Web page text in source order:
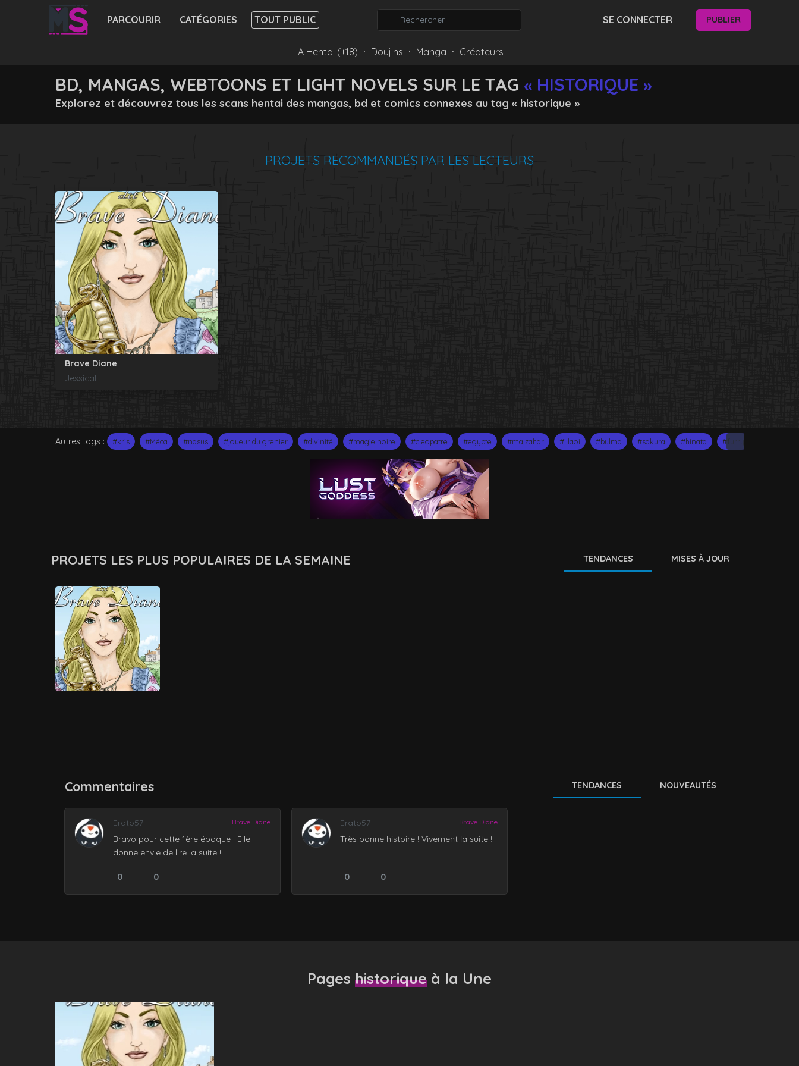
PARCOURIR CATÉGORIES TOUT PUBLIC SE CONNECTER PUBLIER
IA Hentai (+18) ⸱ Doujins ⸱ Manga ⸱ Créateurs
BD, MANGAS, WEBTOONS ET LIGHT NOVELS SUR LE TAG « HISTORIQUE »
Explorez et découvrez tous les scans hentai des mangas, bd et comics connexes au tag « historique »
PROJETS RECOMMANDÉS PAR LES LECTEURS
Brave Diane
JessicaL
Précédent
Autres tags : #kris #Méca #nasus #joueur du grenier #divinité #magie noire #cleopatre #egypte #malzahar #illaoi #bulma #sakura #hinata #furry
PROJETS LES PLUS POPULAIRES DE LA SEMAINE TENDANCES MISES À JOUR
Commentaires TENDANCES NOUVEAUTÉS
Erato57 Brave Diane
Bravo pour cette 1ère époque ! Elle
donne envie de lire la suite !
0 0
Erato57 Brave Diane
Très bonne histoire ! Vivement la suite !
0 0
Pages historique à la Une